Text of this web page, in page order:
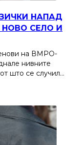
НАПАД
НОВО СЕЛО И
на ВМРО-
нивните
што се случил…